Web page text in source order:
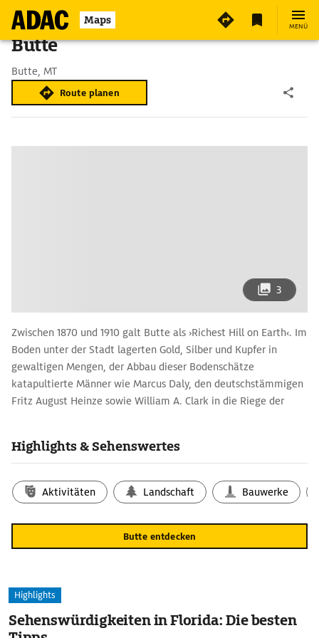
Maps MENÜ
Butte
Butte, MT
Route planen
3
Zwischen 1870 und 1910 galt Butte als ›Richest Hill on Earth‹. Im
Boden unter der Stadt lagerten Gold, Silber und Kupfer in
gewaltigen Mengen, der Abbau dieser Bodenschätze
katapultierte Männer wie Marcus Daly, den deutschstämmigen
Fritz August Heinze sowie William A. Clark in die Riege der
besichtigt werden kann. Allerdings vermögen auch die
darüber hinwegzutäuschen, dass Butte seine besten Tage
hinter sich hat. Die Minen sind aufgelassen, und der Wind fegt
über Abraumhalden, rostende Fördertürme und
zurückgelassene Bulldozer hinweg.
Highlights & Sehenswertes
Aktivitäten Landschaft Bauwerke
Butte entdecken
Highlights
Sehenswürdigkeiten in Florida: Die besten